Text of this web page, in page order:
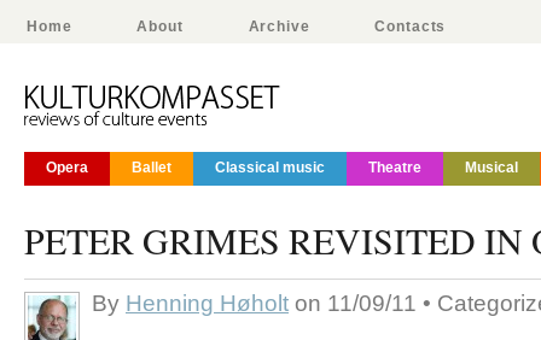
Home About Archive Contacts
Opera Ballet Classical music Theatre Musical
PETER GRIMES REVISITED IN
By Henning Høholt on 11/09/11 •